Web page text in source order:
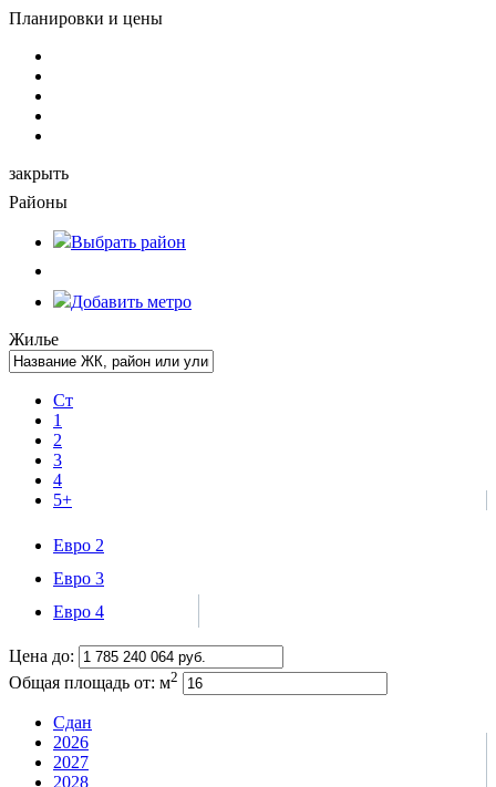
Планировки и цены
закрыть
Районы
Выбрать район
Добавить метро
Жилье
Ст
1
2
3
4
5+
Евро 2
Евро 3
Евро 4
Цена до:
Общая площадь от: м2
Сдан
2026
2027
2028